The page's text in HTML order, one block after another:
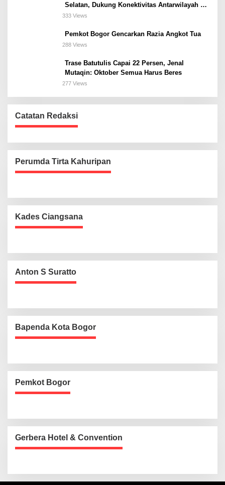
Selatan, Dukung Konektivitas Antarwilayah di
Bogor Selatan
333 Views
Pemkot Bogor Gencarkan Razia Angkot Tua
288 Views
Trase Batutulis Capai 22 Persen, Jenal
Mutaqin: Oktober Semua Harus Beres
277 Views
Catatan Redaksi
Perumda Tirta Kahuripan
Kades Ciangsana
Anton S Suratto
Bapenda Kota Bogor
Pemkot Bogor
Gerbera Hotel & Convention